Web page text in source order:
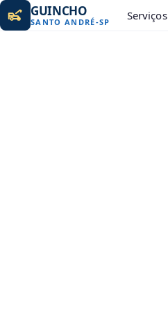
GUINCHO
SANTO ANDRÉ-SP Serviços